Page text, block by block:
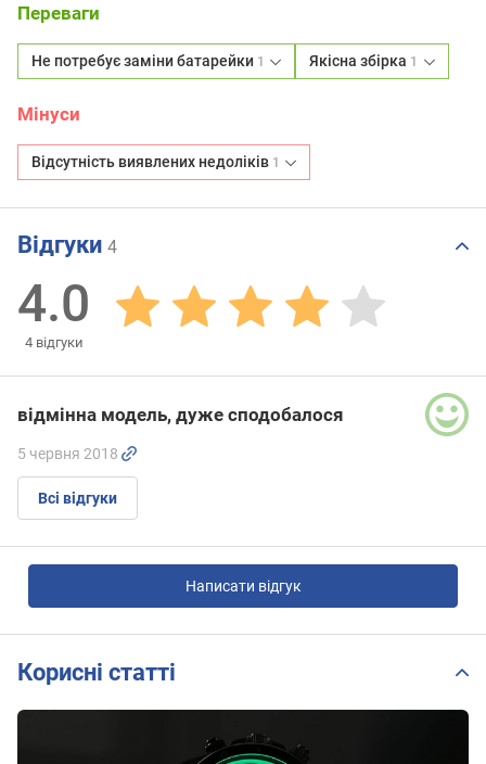
Переваги
Не потребує заміни батарейки 1 Якісна збірка 1
Мінуси
Відсутність виявлених недоліків 1
Відгуки 4
4.0
4 відгуки
відмінна модель, дуже сподобалося
5 червня 2018
Всі відгуки
Написати відгук
Корисні статті